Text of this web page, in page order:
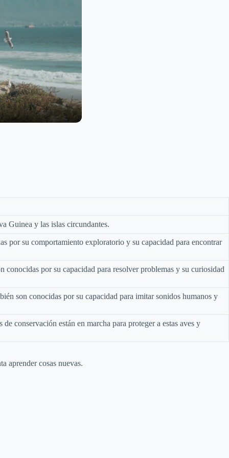
Guinea y las islas circundantes.
por su comportamiento exploratorio y su capacidad para encontrar
conocidas por su capacidad para resolver problemas y su curiosidad
son conocidas por su capacidad para imitar sonidos humanos y
conservación están en marcha para proteger a estas aves y
aprender cosas nuevas.